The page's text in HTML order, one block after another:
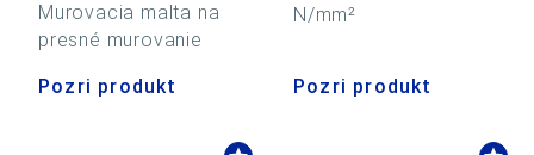
Murovacia malta na
presné murovanie
Pozri produkt
N/mm²
Pozri produkt